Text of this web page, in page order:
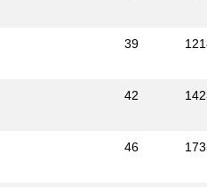
39
42
46